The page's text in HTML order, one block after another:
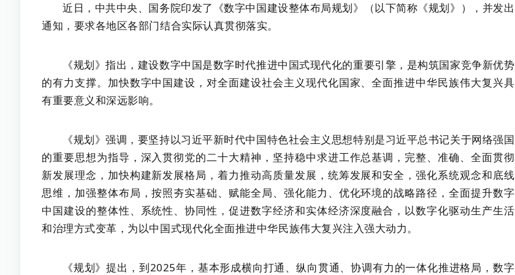
近日，中共中央、国务院印发了《数字中国建设整体布局规划》（以下简称《规划》），并发出
通知，要求各地区各部门结合实际认真贯彻落实。
《规划》指出，建设数字中国是数字时代推进中国式现代化的重要引擎，是构筑国家竞争新优势
的有力支撑。加快数字中国建设，对全面建设社会主义现代化国家、全面推进中华民族伟大复兴具
有重要意义和深远影响。
《规划》强调，要坚持以习近平新时代中国特色社会主义思想特别是习近平总书记关于网络强国
的重要思想为指导，深入贯彻党的二十大精神，坚持稳中求进工作总基调，完整、准确、全面贯彻
新发展理念，加快构建新发展格局，着力推动高质量发展，统筹发展和安全，强化系统观念和底线
思维，加强整体布局，按照夯实基础、赋能全局、强化能力、优化环境的战略路径，全面提升数字
中国建设的整体性、系统性、协同性，促进数字经济和实体经济深度融合，以数字化驱动生产生活
和治理方式变革，为以中国式现代化全面推进中华民族伟大复兴注入强大动力。
《规划》提出，到2025年，基本形成横向打通、纵向贯通、协调有力的一体化推进格局，数字